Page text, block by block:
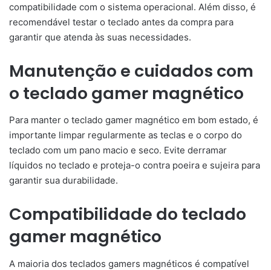
compatibilidade com o sistema operacional. Além disso, é
recomendável testar o teclado antes da compra para
garantir que atenda às suas necessidades.
Manutenção e cuidados com
o teclado gamer magnético
Para manter o teclado gamer magnético em bom estado, é
importante limpar regularmente as teclas e o corpo do
teclado com um pano macio e seco. Evite derramar
líquidos no teclado e proteja-o contra poeira e sujeira para
garantir sua durabilidade.
Compatibilidade do teclado
gamer magnético
A maioria dos teclados gamers magnéticos é compatível